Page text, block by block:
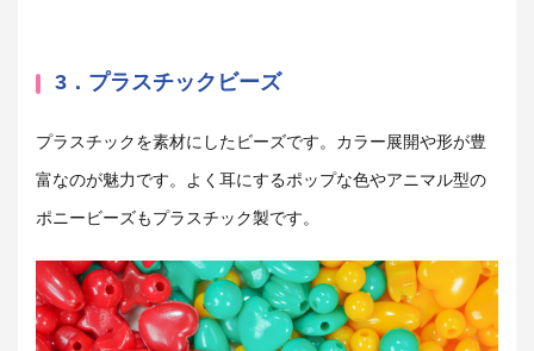
3．プラスチックビーズ
プラスチックを素材にしたビーズです。カラー展開や形が豊
富なのが魅力です。よく耳にするポップな色やアニマル型の
ポニービーズもプラスチック製です。